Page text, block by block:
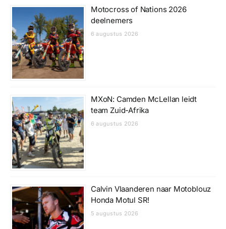
Motocross of Nations 2026
deelnemers
6 augustus 2026
MXoN: Camden McLellan leidt
team Zuid-Afrika
6 augustus 2026
Calvin Vlaanderen naar Motoblouz
Honda Motul SR!
5 augustus 2026